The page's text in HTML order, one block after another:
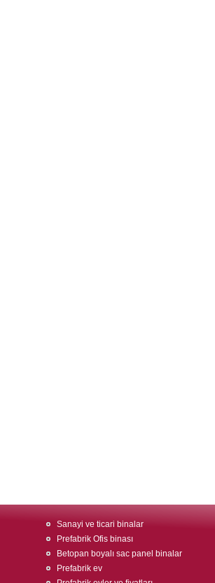
Sanayi ve ticari binalar
Prefabrik Ofis binası
Betopan boyalı sac panel binalar
Prefabrik ev